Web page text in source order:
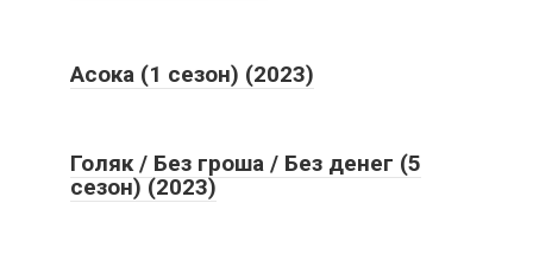
Асока (1 сезон) (2023)
Голяк / Без гроша / Без денег (5
сезон) (2023)